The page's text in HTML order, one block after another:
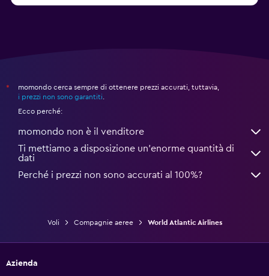
*
momondo cerca sempre di ottenere prezzi accurati, tuttavia,
i prezzi non sono garantiti
Ecco perché:
momondo non è il venditore
Ti mettiamo a disposizione un’enorme quantità di
dati
Perché i prezzi non sono accurati al 100%?
Voli Compagnie aeree World Atlantic Airlines
Azienda